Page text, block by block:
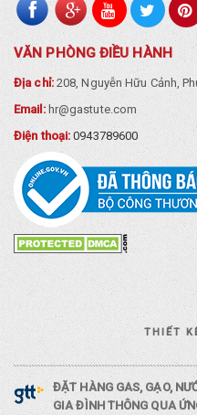
VĂN PHÒNG ĐIỀU HÀNH
Địa chỉ:208, Nguyễn Hữu Cảnh,
Email: hr@gastute.com
Điện thoại:0943789600
THIẾT
ĐẶT HÀNG GAS, GẠO,
GIA ĐÌNH THÔNG QUA